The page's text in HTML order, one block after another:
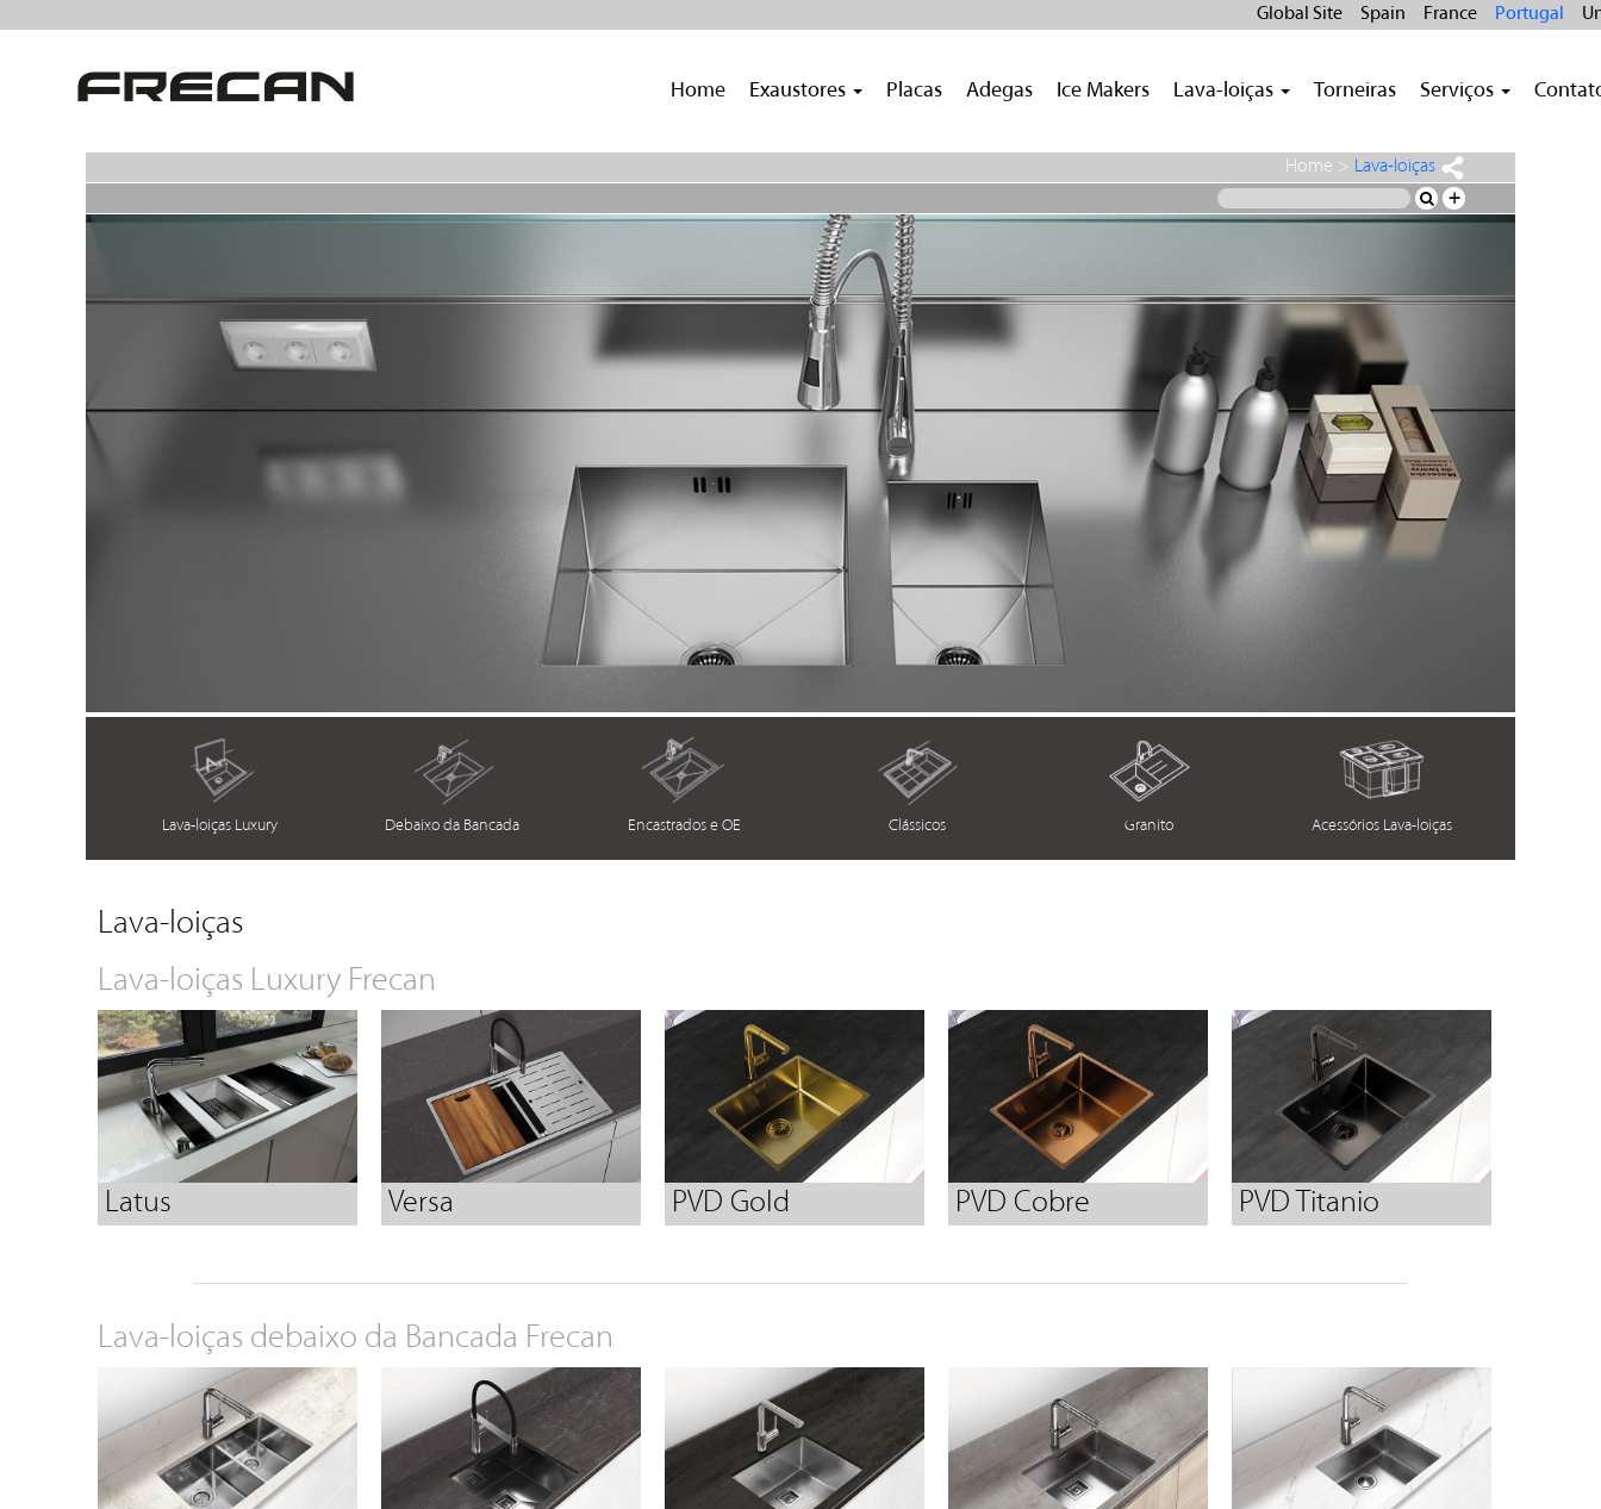
Global Site Spain France Portugal
Home Exaustores Placas Adegas Ice Makers Lava-loiças Torneiras Serviços
Home > Lava-loiças
+
Lava-loiças Luxury Debaixo da Bancada Encastrados e OE Clássicos Granito Acessórios Lava-loiças
Lava-loiças
Lava-loiças Luxury Frecan
Latus Versa PVD Gold PVD Cobre PVD Titanio
Lava-loiças debaixo da Bancada Frecan